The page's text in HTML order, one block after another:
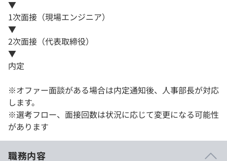
▼
1次面接（現場エンジニア）
▼
2次面接（代表取締役）
▼
内定
※オファー面談がある場合は内定通知後、人事部長が対応
します。
※選考フロー、面接回数は状況に応じて変更になる可能性
があります
職務内容